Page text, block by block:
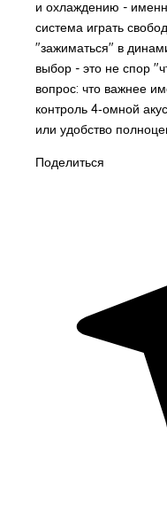
и охлаждению -
система играть
"зажиматься" в
выбор - это не спор
вопрос: что важнее
контроль 4‑омной
или удобство
Поделиться